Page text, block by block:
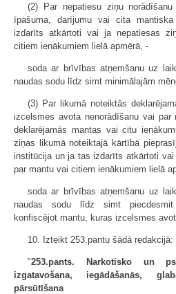
(2) Par nepatiesu ziņu
īpašuma, darījumu vai cita
izdarīts atkārtoti vai ja nepatiesas
citiem ienākumiem lielā apmērā, -
soda ar brīvības atņemšanu uz
naudas sodu līdz simt minimālajām
(3) Par likumā noteiktās
izcelsmes avota nenorādīšanu vai par
deklarējamās mantas vai citu
ziņas likumā noteiktajā kārtībā
institūcija un ja tas izdarīts atkārtoti
par mantu vai citiem ienākumiem lielā
soda ar brīvības atņemšanu uz
naudas sodu līdz simt piecdesmit
konfiscējot mantu, kuras izcelsmes
10. Izteikt 253.pantu šādā redakcijā:
"253.pants. Narkotisko un
izgatavošana, iegādāšanās,
pārsūtīšana